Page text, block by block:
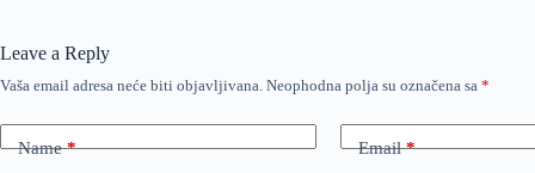
Leave a Reply
Vaša email adresa neće biti objavljivana. Neophodna polja su označena sa *
Name* Email*